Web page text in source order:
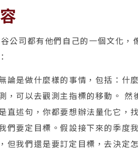
公司都有他們自己的一個文化，
論是做什麼樣的事情，包括：什
，可以去觀測主指標的移動。 然
直述句，你都要想辦法量化它，
們要定目標。假設接下來的季度
但我們還是要訂定目標，去決定